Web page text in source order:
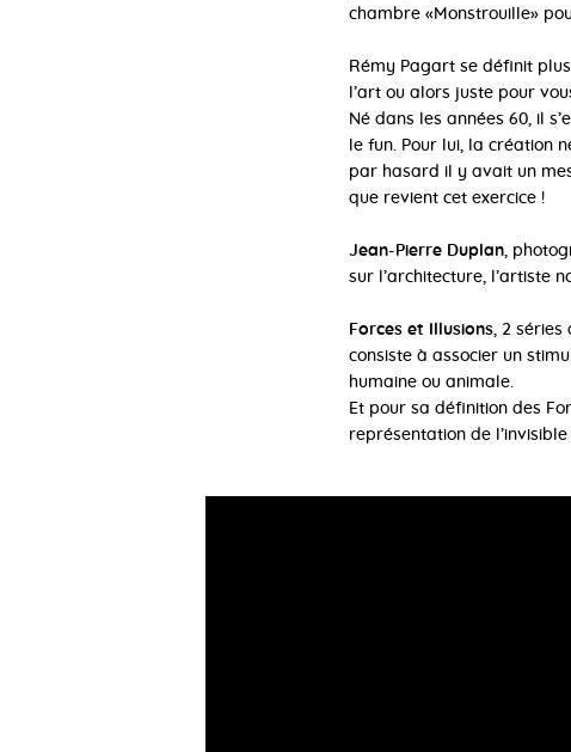
chambre «Monstrouille»
Rémy Pagart se définit
l’art ou alors juste pour
Né dans les années 60, il
le fun. Pour lui, la création
par hasard il y avait un
que revient cet exercice !
Jean-Pierre Duplan ,
sur l’architecture, l’artiste
Forces et Illusions , 2
consiste à associer un
humaine ou animale.
Et pour sa définition des
représentation de